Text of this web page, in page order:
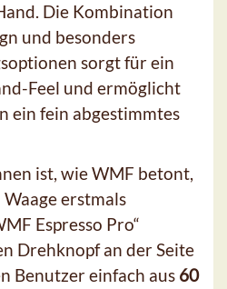
Die Kombination
und besonders
sorgt für ein
Feel und ermöglicht
ein fein abgestimmtes
ist, wie WMF betont,
erstmals
Espresso Pro“
Drehknopf an der Seite
Benutzer einfach aus 60